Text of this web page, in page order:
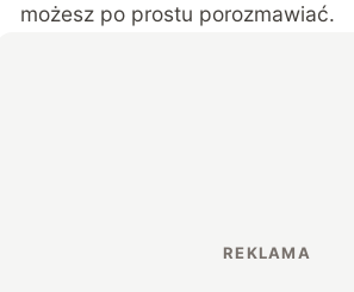
możesz po prostu porozmawiać.